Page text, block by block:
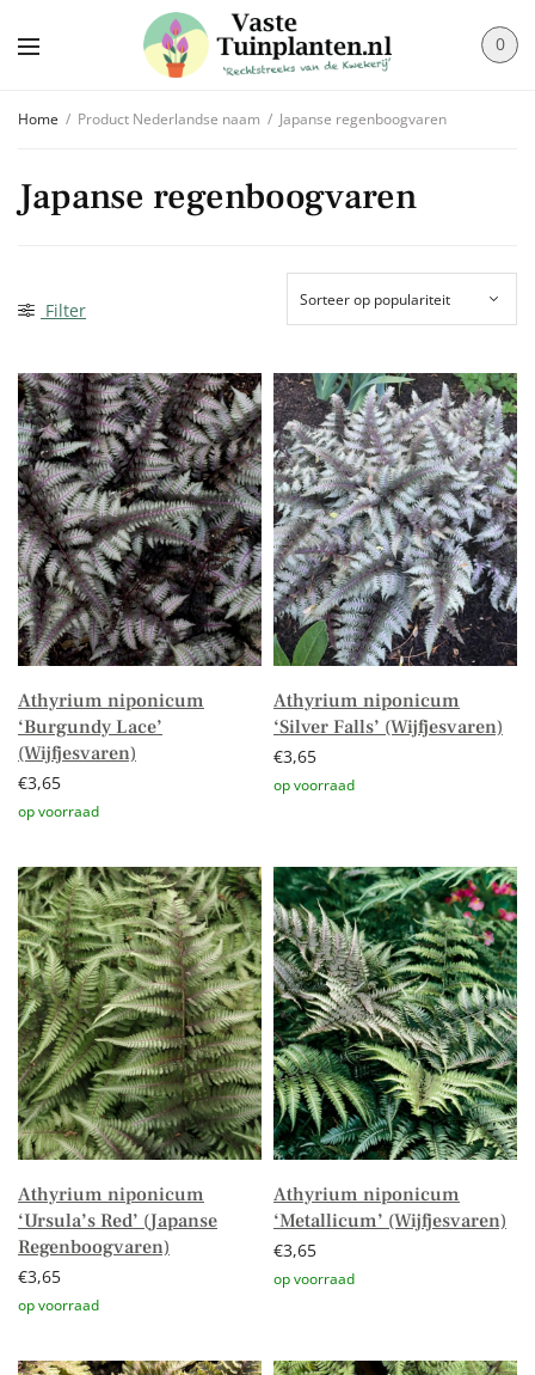
0
Home / Product Nederlandse naam / Japanse regenboogvaren
Japanse regenboogvaren
Filter
Athyrium niponicum
‘Burgundy Lace’
(Wijfjesvaren)
€3,65
Athyrium niponicum
‘Silver Falls’ (Wijfjesvaren)
€3,65
Athyrium niponicum
‘Ursula’s Red’ (Japanse
Regenboogvaren)
€3,65
Athyrium niponicum
‘Metallicum’ (Wijfjesvaren)
€3,65